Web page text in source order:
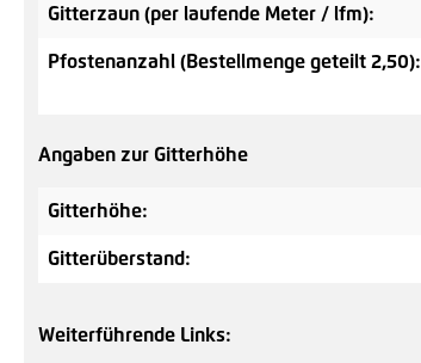
Gitterzaun (per laufende Meter / lfm):
Pfostenanzahl (Bestellmenge geteilt 2,50):
Angaben zur Gitterhöhe
Gitterhöhe:
Gitterüberstand:
Weiterführende Links: